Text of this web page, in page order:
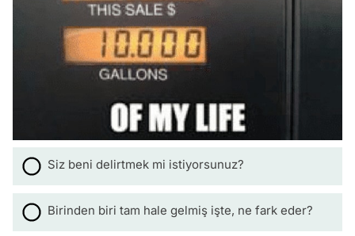
Siz beni delirtmek mi istiyorsunuz?
Birinden biri tam hale gelmiş işte, ne fark eder?